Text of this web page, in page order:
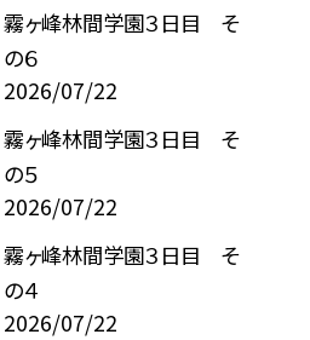
霧ヶ峰林間学園３日目 そ
の６
2026/07/22
霧ヶ峰林間学園３日目 そ
の５
2026/07/22
霧ヶ峰林間学園３日目 そ
の４
2026/07/22